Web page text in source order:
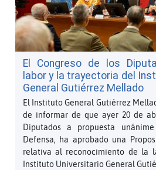
El Congreso de los
labor y la trayectoria del
General Gutiérrez Mellado
El Instituto General Gutiérrez
de informar de que ayer 20 de
Diputados a propuesta
Defensa, ha aprobado una
relativa al reconocimiento de la
Instituto Universitario General